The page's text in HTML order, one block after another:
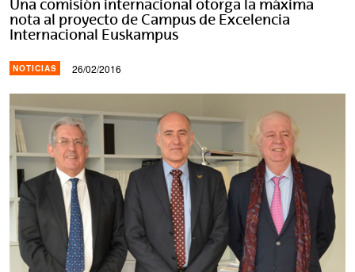
Una comisión internacional otorga la máxima
nota al proyecto de Campus de Excelencia
Internacional Euskampus
NOTICIAS 26/02/2016